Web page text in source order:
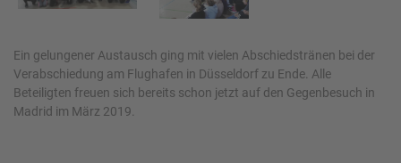
Ein gelungener Austausch ging mit vielen Abschiedstränen bei der
Verabschiedung am Flughafen in Düsseldorf zu Ende. Alle
Beteiligten freuen sich bereits schon jetzt auf den Gegenbesuch in
Madrid im März 2019.